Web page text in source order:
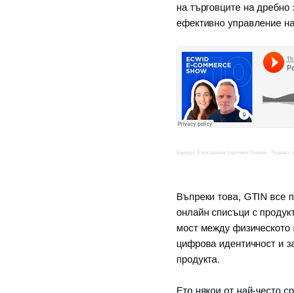
на търговците на дребно
ефективно управление
Екуидът Електронна търговия Покажи · Подкаст
Въпреки това, GTIN все
онлайн списъци с
мост между физическото
цифрова идентичност и
продукта.
Ето някои от най-често